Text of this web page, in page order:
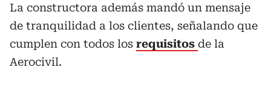
La constructora además mandó un mensaje
de tranquilidad a los clientes, señalando que
cumplen con todos los requisitos de la
Aerocivil.